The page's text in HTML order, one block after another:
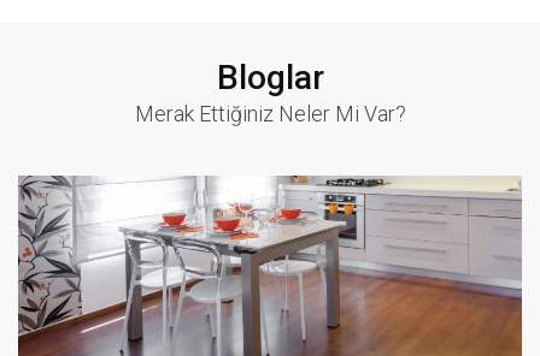
Bloglar
Merak Ettiğiniz Neler Mi Var?